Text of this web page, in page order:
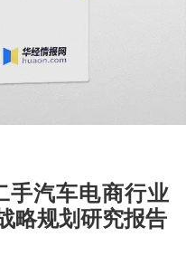
汽车电商行业
略规划研究报告